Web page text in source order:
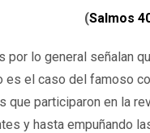
(Salmos
por lo general señalan
es el caso del famoso
que participaron en la
y hasta empuñando